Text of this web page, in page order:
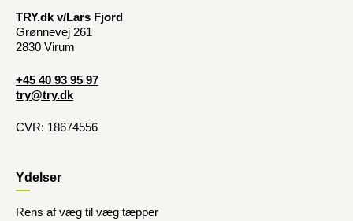
TRY.dk v/Lars Fjord
Grønnevej 261
2830 Virum
+45 40 93 95 97
try@try.dk
CVR: 18674556
Ydelser
Rens af væg til væg tæpper